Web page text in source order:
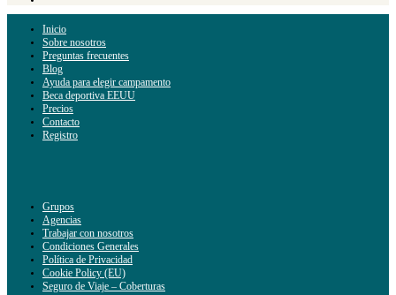
Inicio
Sobre nosotros
Preguntas frecuentes
Blog
Ayuda para elegir campamento
Beca deportiva EEUU
Precios
Contacto
Registro
Grupos
Agencias
Trabajar con nosotros
Condiciones Generales
Política de Privacidad
Cookie Policy (EU)
Seguro de Viaje – Coberturas